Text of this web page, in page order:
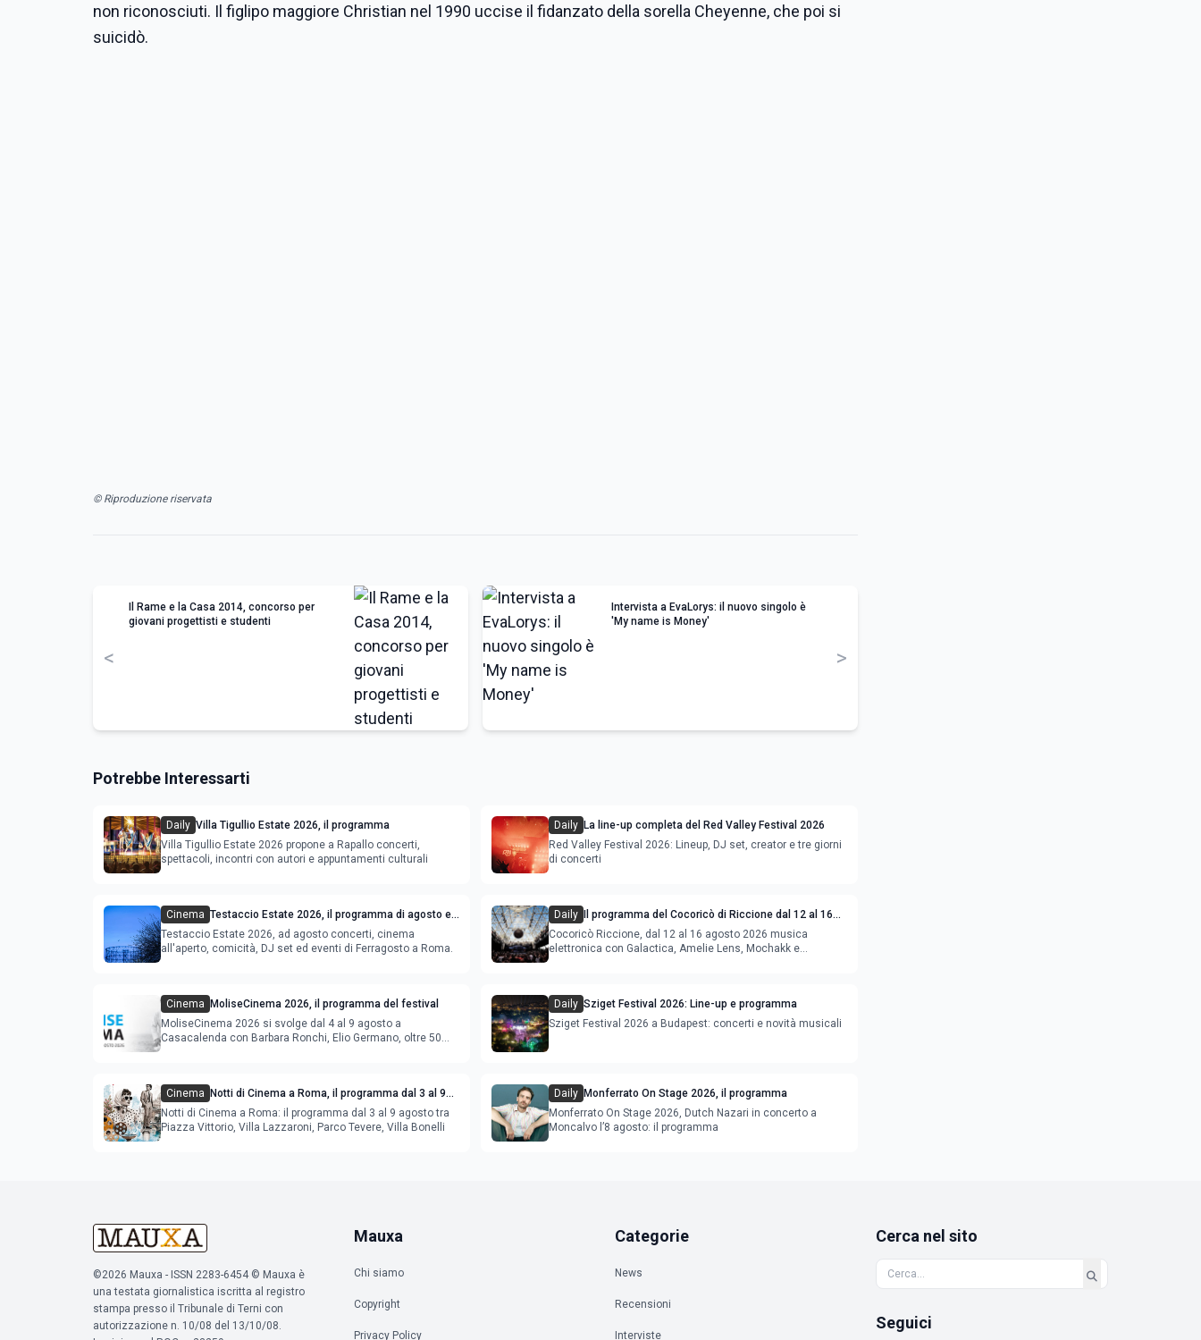
non riconosciuti. Il figlipo maggiore Christian nel 1990 uccise il fidanzato della sorella Cheyenne, che poi si
suicidò.
© Riproduzione riservata
<
Il Rame e la Casa 2014, concorso per
giovani progettisti e studenti
Intervista a EvaLorys: il nuovo singolo è
'My name is Money'
>
Potrebbe Interessarti
Daily Villa Tigullio Estate 2026, il programma
Villa Tigullio Estate 2026 propone a Rapallo concerti,
spettacoli, incontri con autori e appuntamenti culturali
Daily La line-up completa del Red Valley Festival 2026
Red Valley Festival 2026: Lineup, DJ set, creator e tre giorni
di concerti
Cinema Testaccio Estate 2026, il programma di agosto e
Ferragosto
Testaccio Estate 2026, ad agosto concerti, cinema
all'aperto, comicità, DJ set ed eventi di Ferragosto a Roma.
Daily Il programma del Cocoricò di Riccione dal 12 al 16
agosto 2026
Cocoricò Riccione, dal 12 al 16 agosto 2026 musica
elettronica con Galactica, Amelie Lens, Mochakk e
Cinema MoliseCinema 2026, il programma del festival
MoliseCinema 2026 si svolge dal 4 al 9 agosto a
Casacalenda con Barbara Ronchi, Elio Germano, oltre 50
Daily Sziget Festival 2026: Line-up e programma
Sziget Festival 2026 a Budapest: concerti e novità musicali
Cinema Notti di Cinema a Roma, il programma dal 3 al 9
agosto
Notti di Cinema a Roma: il programma dal 3 al 9 agosto tra
Piazza Vittorio, Villa Lazzaroni, Parco Tevere, Villa Bonelli
Daily Monferrato On Stage 2026, il programma
Monferrato On Stage 2026, Dutch Nazari in concerto a
Moncalvo l’8 agosto: il programma
©2026 Mauxa - ISSN 2283-6454 © Mauxa è
una testata giornalistica iscritta al registro
stampa presso il Tribunale di Terni con
autorizzazione n. 10/08 del 13/10/08.
Mauxa
Chi siamo
Copyright
Privacy Policy
Categorie
News
Recensioni
Interviste
Cerca nel sito
Seguici